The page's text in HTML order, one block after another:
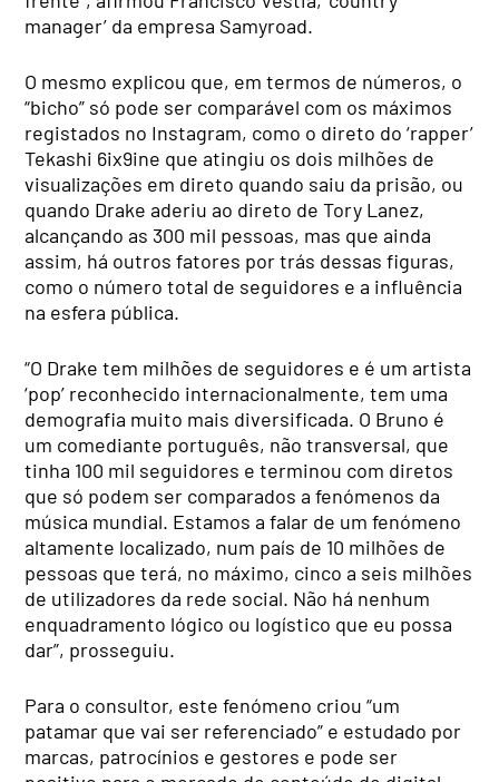
manager’ da empresa Samyroad.
O mesmo explicou que, em termos de números, o
“bicho” só pode ser comparável com os máximos
registados no Instagram, como o direto do ‘rapper’
Tekashi 6ix9ine que atingiu os dois milhões de
visualizações em direto quando saiu da prisão, ou
quando Drake aderiu ao direto de Tory Lanez,
alcançando as 300 mil pessoas, mas que ainda
assim, há outros fatores por trás dessas figuras,
como o número total de seguidores e a influência
na esfera pública.
“O Drake tem milhões de seguidores e é um artista
‘pop’ reconhecido internacionalmente, tem uma
demografia muito mais diversificada. O Bruno é
um comediante português, não transversal, que
tinha 100 mil seguidores e terminou com diretos
que só podem ser comparados a fenómenos da
música mundial. Estamos a falar de um fenómeno
altamente localizado, num país de 10 milhões de
pessoas que terá, no máximo, cinco a seis milhões
de utilizadores da rede social. Não há nenhum
enquadramento lógico ou logístico que eu possa
dar”, prosseguiu.
Para o consultor, este fenómeno criou “um
patamar que vai ser referenciado” e estudado por
marcas, patrocínios e gestores e pode ser